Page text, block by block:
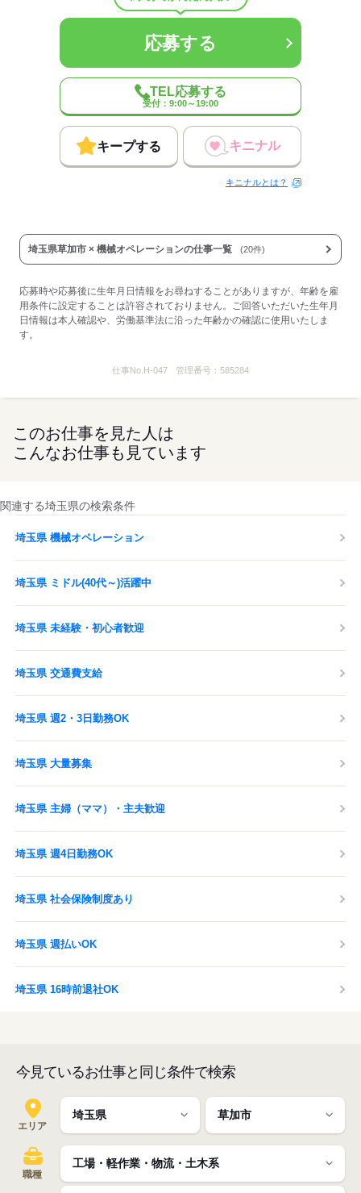
応募する
TEL応募する
受付：9:00～19:00
キープする キニナル
キニナルとは？
埼玉県草加市 × 機械オペレーションの仕事一覧 (20件)
応募時や応募後に生年月日情報をお尋ねすることがありますが、年齢を雇
用条件に設定することは許容されておりません。ご回答いただいた生年月
日情報は本人確認や、労働基準法に沿った年齢かの確認に使用いたしま
す。
仕事No. H-047 管理番号： 585284
このお仕事を見た人は
こんなお仕事も見ています
関連する埼玉県の検索条件
埼玉県 機械オペレーション
埼玉県 ミドル(40代～)活躍中
埼玉県 未経験・初心者歓迎
埼玉県 交通費支給
埼玉県 週2・3日勤務OK
埼玉県 大量募集
埼玉県 主婦（ママ）・主夫歓迎
埼玉県 週4日勤務OK
埼玉県 社会保険制度あり
埼玉県 週払いOK
埼玉県 16時前退社OK
今見ているお仕事と同じ条件で検索
エリア
職種